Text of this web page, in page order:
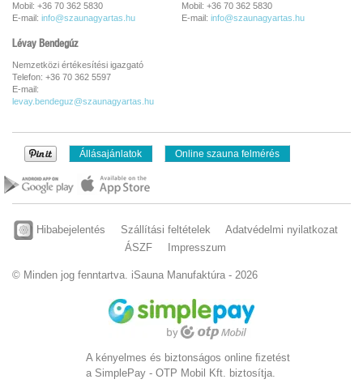
Mobil: +36 70 362 5830
E-mail: info@szaunagyartas.hu
Mobil: +36 70 362 5830
E-mail: info@szaunagyartas.hu
Lévay Bendegúz
Nemzetközi értékesítési igazgató
Telefon: +36 70 362 5597
E-mail:
levay.bendeguz@szaunagyartas.hu
Állásajánlatok Online szauna felmérés
Hibabejelentés Szállítási feltételek
Adatvédelmi nyilatkozat
ÁSZF
Impresszum
© Minden jog fenntartva. iSauna Manufaktúra - 2026
A kényelmes és biztonságos online ﬁzetést
a SimplePay - OTP Mobil Kft. biztosítja.